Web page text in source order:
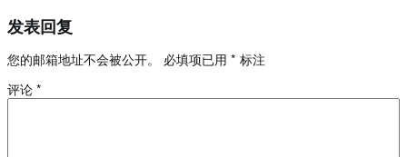
发表回复
您的邮箱地址不会被公开。 必填项已用 * 标注
评论 *